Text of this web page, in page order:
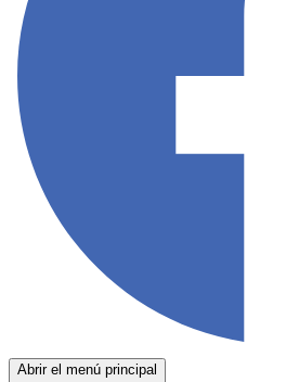
Abrir el menú principal